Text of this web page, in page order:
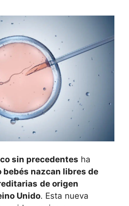
sin precedentes ha
bebés nazcan libres de
de origen
Unido. Esta nueva